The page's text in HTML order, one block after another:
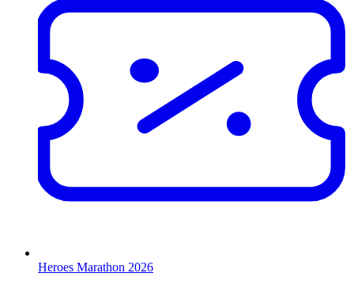
Heroes Marathon 2026